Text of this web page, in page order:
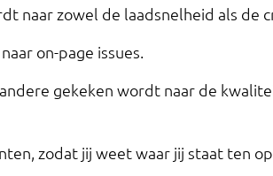
naar zowel de laadsnelheid als de
on-page issues.
gekeken wordt naar de
zodat jij weet waar jij staat ten